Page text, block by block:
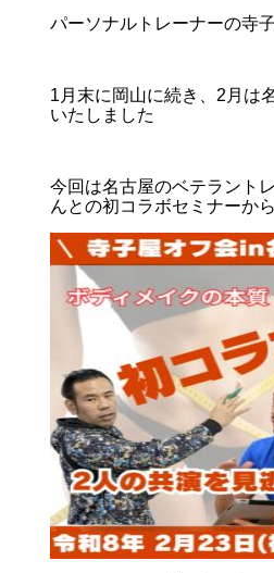
パーソナルトレーナーの寺
1月末に岡山に続き、2月は
いたしました
今回は名古屋のベテラント
んとの初コラボセミナーか